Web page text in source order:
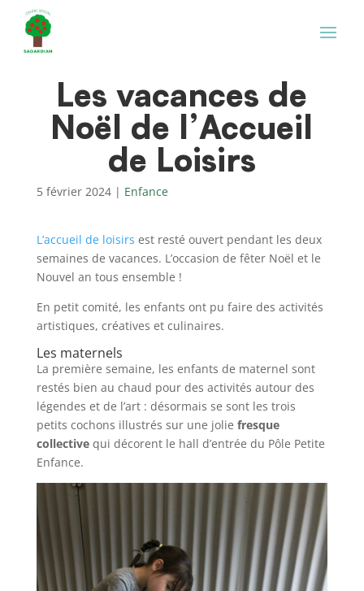
Les vacances de
Noël de l’Accueil
de Loisirs
5 février 2024| Enfance
L’accueil de loisirs est resté ouvert pendant les deux
semaines de vacances. L’occasion de fêter Noël et le
Nouvel an tous ensemble !
En petit comité, les enfants ont pu faire des activités
artistiques, créatives et culinaires.
Les maternels
La première semaine, les enfants de maternel sont
restés bien au chaud pour des activités autour des
légendes et de l’art : désormais se sont les trois
petits cochons illustrés sur une jolie fresque
collectivequi décorent le hall d’entrée du Pôle Petite
Enfance.